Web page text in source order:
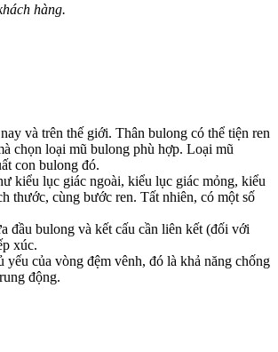
hàng.
và trên thế giới. Thân bulong có thể tiện ren
chọn loại mũ bulong phù hợp. Loại mũ
con bulong đó.
kiểu lục giác ngoài, kiểu lục giác mỏng, kiểu
thước, cùng bước ren. Tất nhiên, có một số
đầu bulong và kết cấu cần liên kết (đối với
xúc.
của vòng đệm vênh, đó là khả năng chống
động.